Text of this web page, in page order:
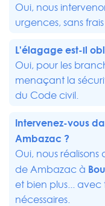
Oui, nous
urgences, sans
L'élagage est-il
Oui, pour les
menaçant la
du Code civil.
Intervenez-vous
Ambazac ?
Oui, nous
de Ambazac à
et bien plus... avec
nécessaires.